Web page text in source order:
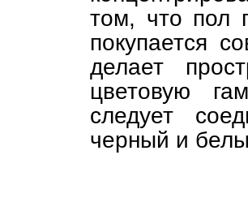
том, что пол
покупается
делает
цветовую
следует
черный и